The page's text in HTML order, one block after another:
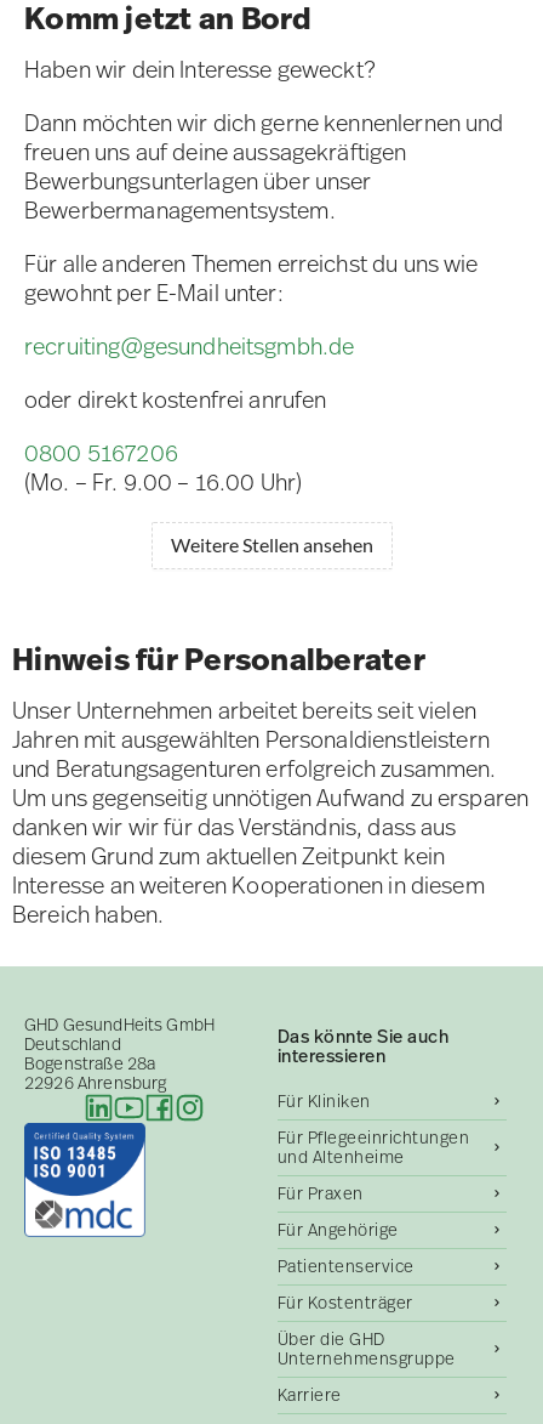
Komm jetzt an Bord
Haben wir dein Interesse geweckt?
Dann möchten wir dich gerne kennenlernen und
freuen uns auf deine aussagekräftigen
Bewerbungsunterlagen über unser
Bewerbermanagementsystem.
Für alle anderen Themen erreichst du uns wie
gewohnt per E-Mail unter:
recruiting@gesundheitsgmbh.de
oder direkt kostenfrei anrufen
0800 5167206
(Mo. – Fr. 9.00 – 16.00 Uhr)
Weitere Stellen ansehen
Hinweis für Personalberater
Unser Unternehmen arbeitet bereits seit vielen
Jahren mit ausgewählten Personaldienstleistern
und Beratungsagenturen erfolgreich zusammen.
Um uns gegenseitig unnötigen Aufwand zu ersparen
danken wir wir für das Verständnis, dass aus
diesem Grund zum aktuellen Zeitpunkt kein
Interesse an weiteren Kooperationen in diesem
Bereich haben.
GHD GesundHeits GmbH
Deutschland
Bogenstraße 28a
22926 Ahrensburg
Das könnte Sie auch
interessieren
Für Kliniken
Für Pflegeeinrichtungen
und Altenheime
Für Praxen
Für Angehörige
Patientenservice
Für Kostenträger
Über die GHD
Unternehmensgruppe
Karriere